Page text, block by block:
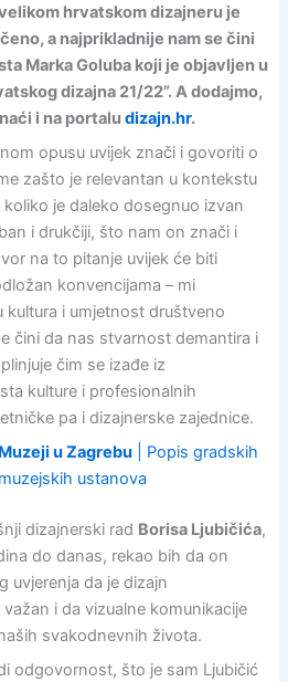
hrvatskom dizajneru je
a najprikladnije nam se čini
Marka Goluba koji je objavljen u
dizajna 21/22”. A dodajmo,
i na portalu dizajn.hr.
opusu uvijek znači i govoriti o
zašto je relevantan u kontekstu
koliko je daleko dosegnuo izvan
i drukčiji, što nam on znači i
na to pitanje uvijek će biti
konvencijama – mi
kultura i umjetnost društveno
čini da nas stvarnost demantira i
čim se izađe iz
kulture i profesionalnih
pa i dizajnerske zajednice.
Muzeji u Zagrebu| Popis gradskih
ustanova
dizajnerski rad Borisa Ljubičića,
do danas, rekao bih da on
uvjerenja da je dizajn
i da vizualne komunikacije
svakodnevnih života.
odgovornost, što je sam Ljubičić